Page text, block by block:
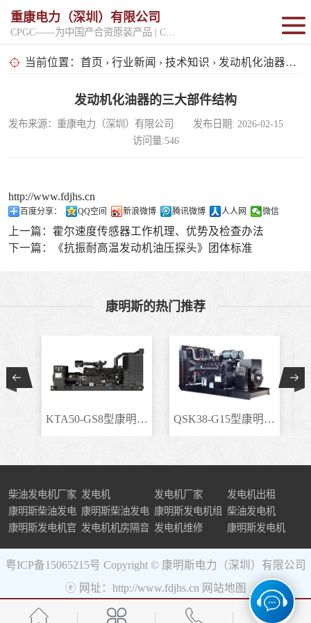
重康电力（深圳）有限公司
当前位置： 首页 › 行业新闻 › 技术知识 › 发动机化油器的三大部件结构
发动机化油器的三大部件结构
发布来源：重康电力（深圳）有限公司 发布日期: 2026-02-15
访问量:546
http://www.fdjhs.cn
百度分享： QQ空间 新浪微博 腾讯微博 人人网 微信
上一篇： 霍尔速度传感器工作机理、优势及检查办法
下一篇：
《抗振耐高温发动机油压探头》团体标准
康明斯的热门推荐
KTA50-GS8型康明斯柴.. QSK38-G15型康明斯柴..
柴油发电机厂家 发电机 发电机厂家
发电机出租
康明斯柴油发电
机组
康明斯柴油发电
机
康明斯发电机组 柴油发电机
康明斯发电机官 发电机机房隔音 发电机维修 康明斯发电机
粤ICP备15065215号 Copyright © 康明斯电力（深圳）有限公司
ⓔ 网址：http://www.fdjhs.cn 网站地图
固定开架式
移动电站